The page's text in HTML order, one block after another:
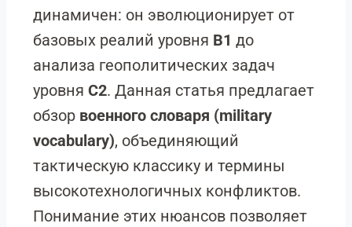
динамичен: он эволюционирует от
базовых реалий уровня B1 до
анализа геополитических задач
уровня C2. Данная статья предлагает
обзор военного словаря (military
vocabulary), объединяющий
тактическую классику и термины
высокотехнологичных конфликтов.
Понимание этих нюансов позволяет